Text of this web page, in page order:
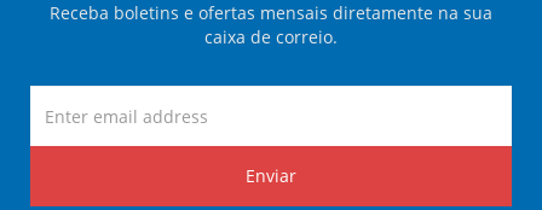
Receba boletins e ofertas mensais diretamente na sua
caixa de correio.
Enviar